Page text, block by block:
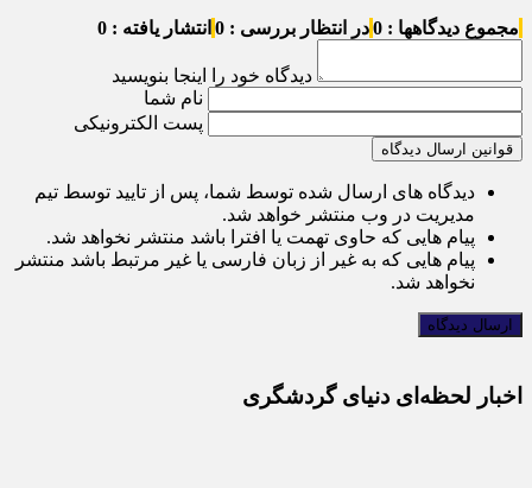
مجموع دیدگاهها : 0 در انتظار بررسی : 0 انتشار یافته : 0
دیدگاه خود را اینجا بنویسید
نام شما
پست الکترونیکی
قوانین ارسال دیدگاه
دیدگاه های ارسال شده توسط شما، پس از تایید توسط تیم
مدیریت در وب منتشر خواهد شد.
پیام هایی که حاوی تهمت یا افترا باشد منتشر نخواهد شد.
پیام هایی که به غیر از زبان فارسی یا غیر مرتبط باشد منتشر
نخواهد شد.
اخبار لحظه‌ای دنیای گردشگری